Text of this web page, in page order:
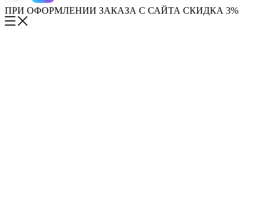
ПРИ ОФОРМЛЕНИИ ЗАКАЗА С САЙТА СКИДКА 3%